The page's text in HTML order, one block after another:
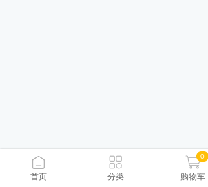
首页 分类
0
购物车